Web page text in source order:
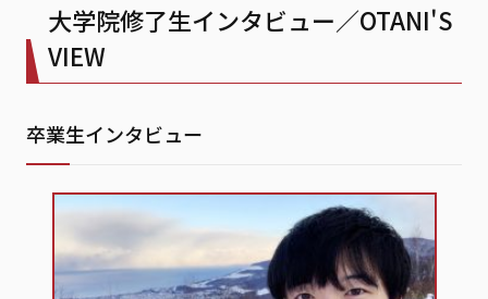
大学院修了生インタビュー／OTANI'S
VIEW
卒業生インタビュー